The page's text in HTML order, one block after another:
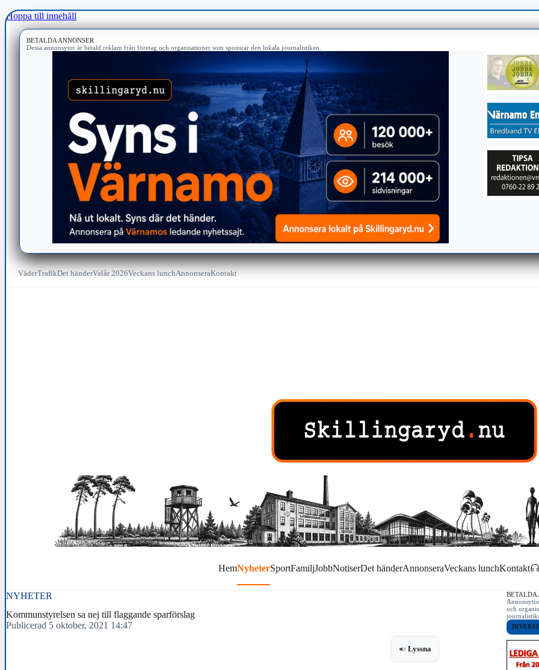
Hoppa till innehåll
BETALDA ANNONSER
Dessa annonsytor är betald reklam från företag och organisationer som sponsrar den lokala journalistiken.
VäderTrafikDet händerValår 2026Veckans lunchAnnonseraKontakt
HemNyheterSportFamiljJobbNotiserDet händerAnnonseraVeckans lunchKontakt
NYHETER
Kommunstyrelsen sa nej till flaggande sparförslag
Publicerad 5 oktober, 2021 14:47
Lyssna
BETALDA
och
DIVERSE